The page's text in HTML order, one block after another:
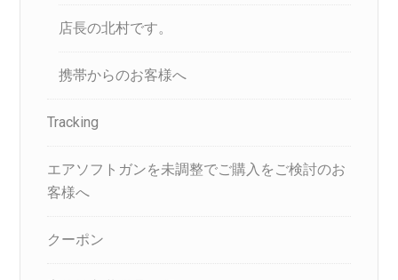
店長の北村です。
携帯からのお客様へ
Tracking
エアソフトガンを未調整でご購入をご検討のお
客様へ
クーポン